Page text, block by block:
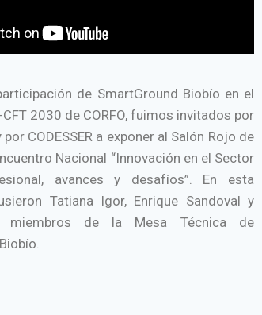
de SmartGround Biobío en el
2030 de CORFO, fuimos invitados por
CODESSER a exponer al Salón Rojo de
Nacional “Innovación en el Sector
avances y desafíos”. En esta
Tatiana Igor, Enrique Sandoval y
miembros de la Mesa Técnica de